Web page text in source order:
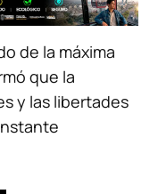
de la máxima
que la
y las libertades